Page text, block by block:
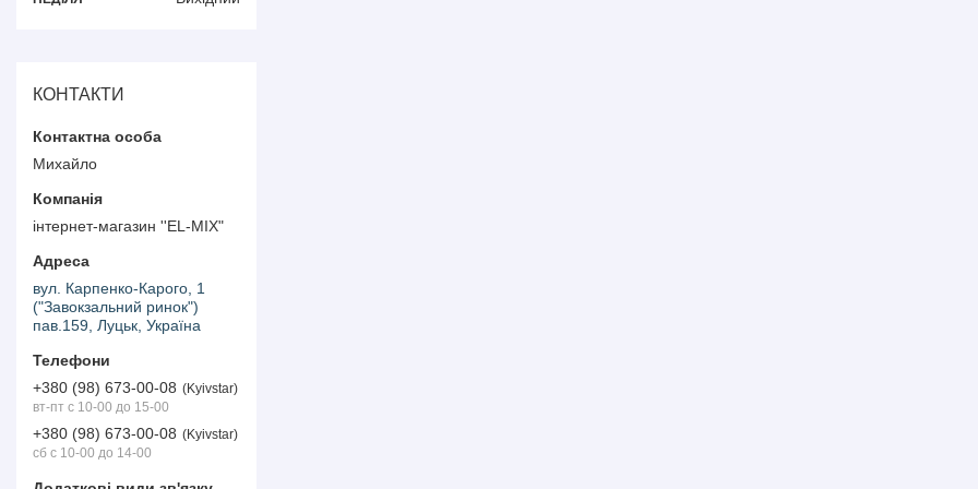
КОНТАКТИ
Михайло
інтернет-магазин ''EL-MIX"
вул. Карпенко-Карого, 1
("Завокзальний ринок")
пав.159, Луцьк, Україна
+380 (98) 673-00-08
Kyivstar
вт-пт с 10-00 до 15-00
+380 (98) 673-00-08
Kyivstar
сб с 10-00 до 14-00